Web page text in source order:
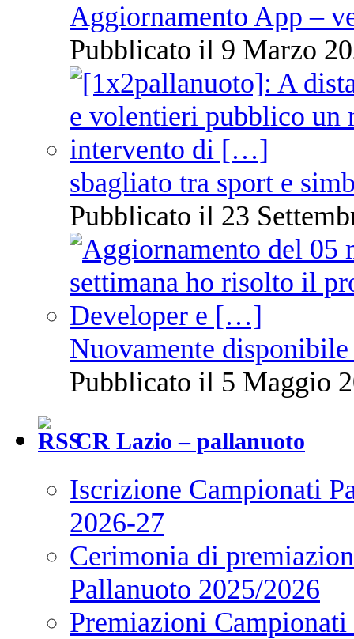
Aggiornamento App –
Pubblicato il 9 Marzo
sbagliato tra sport e
Pubblicato il 23
Nuovamente
Pubblicato il 5 Maggio
CR Lazio – pallanuoto
Iscrizione Campionati
2026-27
Cerimonia di
Pallanuoto 2025/2026
Premiazioni